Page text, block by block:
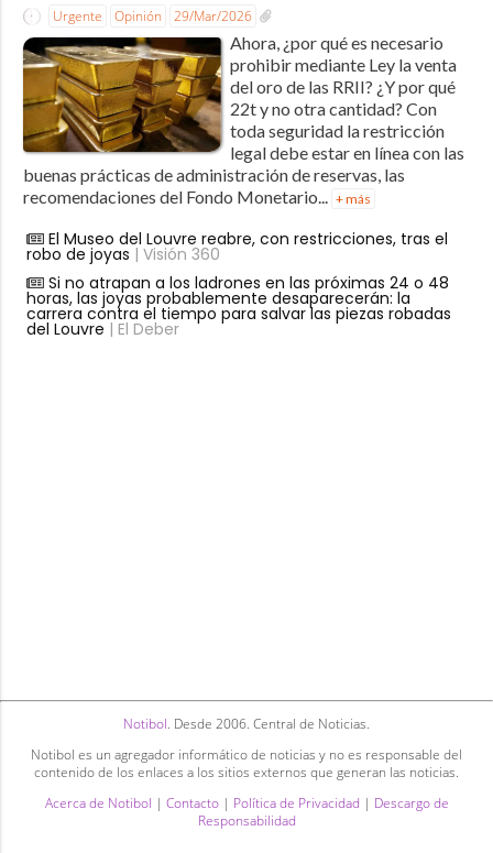
Urgente Opinión 29/Mar/2026
Ahora, ¿por qué es necesario
prohibir mediante Ley la venta
del oro de las RRII? ¿Y por qué
22t y no otra cantidad? Con
toda seguridad la restricción
legal debe estar en línea con las
buenas prácticas de administración de reservas, las
recomendaciones del Fondo Monetario... + más
El Museo del Louvre reabre, con restricciones, tras el
robo de joyas | Visión 360
Si no atrapan a los ladrones en las próximas 24 o 48
horas, las joyas probablemente desaparecerán: la
carrera contra el tiempo para salvar las piezas robadas
del Louvre | El Deber
Notibol. Desde 2006. Central de Noticias.
Notibol es un agregador informático de noticias y no es responsable del
contenido de los enlaces a los sitios externos que generan las noticias.
Acerca de Notibol | Contacto| Política de Privacidad | Descargo de
Responsabilidad